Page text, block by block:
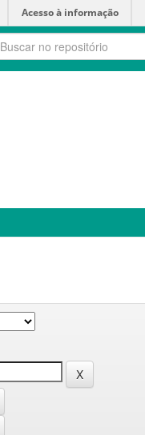
Acesso à informação